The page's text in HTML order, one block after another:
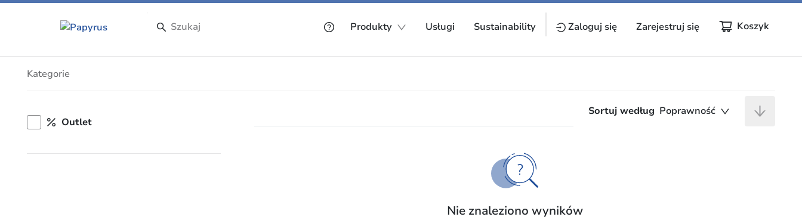
Produkty Usługi Sustainability Zaloguj się Zarejestruj się Koszyk
Artykuły
Kategorie
Outlet
Sortuj według Poprawność
Nie znaleziono wyników